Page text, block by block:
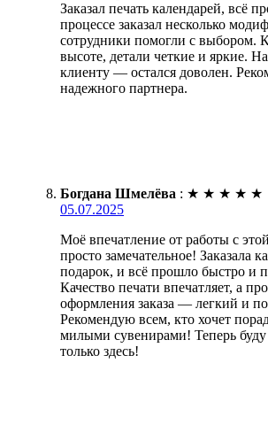
Заказал печать календарей, всё
процессе заказал несколько
сотрудники помогли с выбором.
высоте, детали четкие и яркие.
клиенту — остался доволен.
надежного партнера.
Богдана Шмелёва : ★ ★ ★ ★ ★
05.07.2025
Моё впечатление от работы с
просто замечательное! Заказала
подарок, и всё прошло быстро и
Качество печати впечатляет, а
оформления заказа — легкий и
Рекомендую всем, кто хочет
милыми сувенирами! Теперь буду
только здесь!